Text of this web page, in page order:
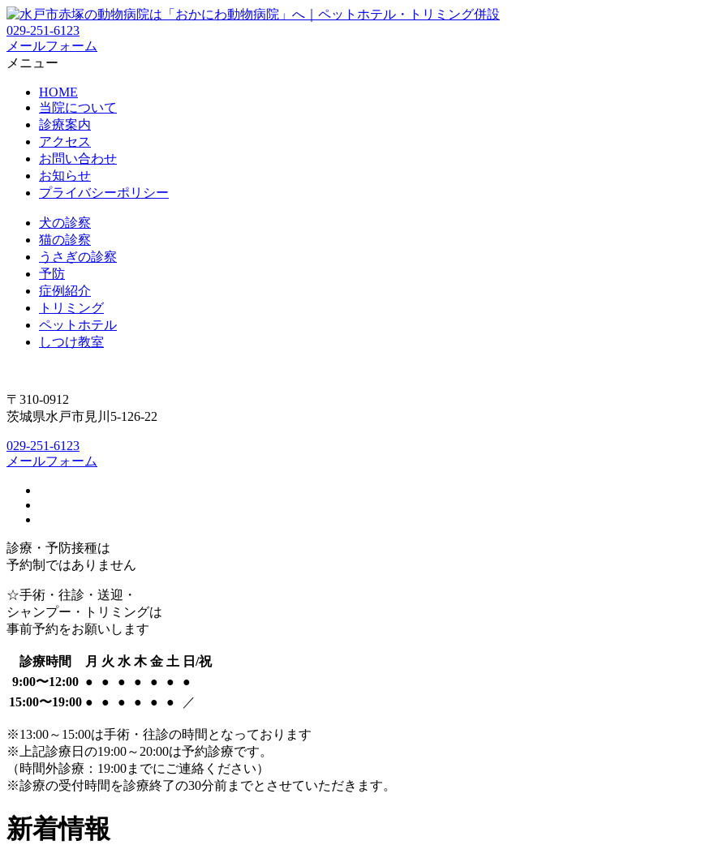
029-251-6123
メールフォーム
メニュー
HOME
当院について
診療案内
アクセス
お問い合わせ
お知らせ
プライバシーポリシー
犬の診察
猫の診察
うさぎの診察
予防
症例紹介
トリミング
ペットホテル
しつけ教室
〒310-0912
茨城県水戸市見川5-126-22
029-251-6123
メールフォーム
診療・予防接種は
予約制ではありません
☆手術・往診・送迎・
シャンプー・トリミングは
事前予約をお願いします
診療時間 月 火 水 木 金 土 日/祝
9:00〜12:00 ● ● ● ● ● ●
●
15:00〜19:00 ● ● ● ● ● ● ／
※13:00～15:00は手術・往診の時間となっております
※上記診療日の19:00～20:00は予約診療です。
（時間外診療：19:00までにご連絡ください）
※診療の受付時間を診療終了の30分前までとさせていただきます。
新着情報